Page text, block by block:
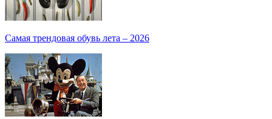
Самая трендовая обувь лета – 2026